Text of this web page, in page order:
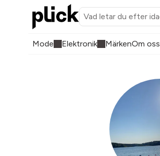
Mode Elektronik MärkenOm oss